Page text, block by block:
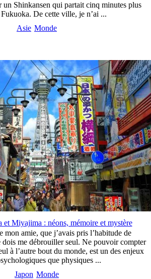
un Shinkansen qui partait cinq minutes plus
De cette ville, je n’ai ...
Asie Monde
et Miyajima : néons, mémoire et mystère
mon amie, que j’avais pris l’habitude de
me débrouiller seul. Ne pouvoir compter
à l’autre bout du monde, est un des enjeux
que physiques ...
Japon Monde